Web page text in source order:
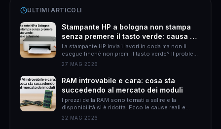
ULTIMI ARTICOLI
Stampante HP a bologna non stampa
senza premere il tasto verde: causa e
soluzione
La stampante HP invia i lavori in coda ma non li
esegue finché non premi il tasto verde? Il problema
è quasi sempre HP Smart. Ecco come risolverlo
27 MAG 2026
RAM introvabile e cara: cosa sta
succedendo al mercato dei moduli
I prezzi della RAM sono tornati a salire e la
disponibilità si è ridotta. Ecco le cause reali e
come muoversi per non spendere il doppio.
22 MAG 2026